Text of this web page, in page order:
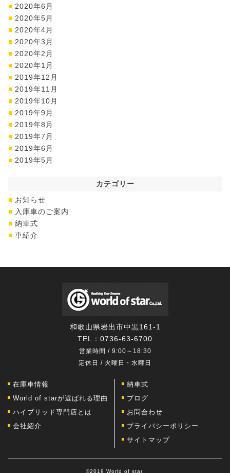
2020年6月
2020年5月
2020年4月
2020年3月
2020年2月
2020年1月
2019年12月
2019年11月
2019年10月
2019年9月
2019年8月
2019年7月
2019年6月
2019年5月
カテゴリー
お知らせ
入庫車のご案内
納車式
車紹介
和歌山県岩出市中黒161-1
TEL： 0736-63-6700
営業時間 / 9:00～18:30
定休日 / 火曜日・水曜日
在庫車情報
World of starが選ばれる理由
ハイブリッド専門店とは
会社紹介
納車式
ブログ
お問合わせ
プライバシーポリシー
サイトマップ
©2019 World of star.